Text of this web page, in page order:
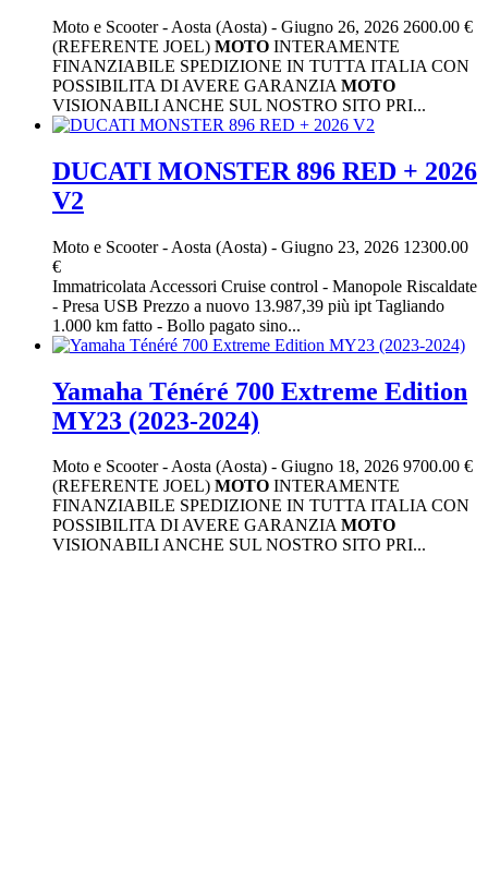
Moto e Scooter- Aosta (Aosta) - Giugno 26, 2026 2600.00 €
(REFERENTE JOEL) MOTO INTERAMENTE
FINANZIABILE SPEDIZIONE IN TUTTA ITALIA CON
POSSIBILITA DI AVERE GARANZIA MOTO
VISIONABILI ANCHE SUL NOSTRO SITO PRI...
DUCATI MONSTER 896 RED + 2026
V2
Moto e Scooter- Aosta (Aosta) - Giugno 23, 2026 12300.00
€
Immatricolata Accessori Cruise control - Manopole Riscaldate
- Presa USB Prezzo a nuovo 13.987,39 più ipt Tagliando
1.000 km fatto - Bollo pagato sino...
Yamaha Ténéré 700 Extreme Edition
MY23 (2023-2024)
Moto e Scooter-Aosta (Aosta) - Giugno 18, 2026 9700.00 €
(REFERENTE JOEL) MOTO INTERAMENTE
FINANZIABILE SPEDIZIONE IN TUTTA ITALIA CON
POSSIBILITA DI AVERE GARANZIAMOTO
VISIONABILI ANCHE SUL NOSTRO SITO PRI...